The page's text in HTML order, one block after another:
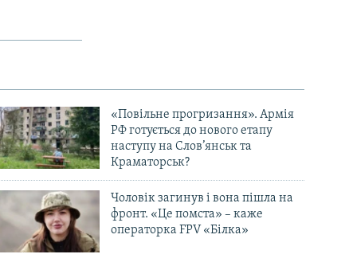
«Повільне прогризання». Армія
РФ готується до нового етапу
наступу на Слов’янськ та
Краматорськ?
Чоловік загинув і вона пішла на
фронт. «Це помста» – каже
операторка FPV «Білка»